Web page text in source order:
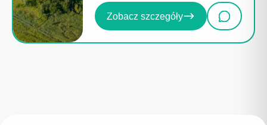
Zobacz szczegóły